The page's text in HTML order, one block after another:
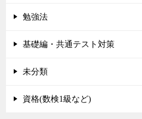
勉強法
基礎編・共通テスト対策
未分類
資格(数検1級など)